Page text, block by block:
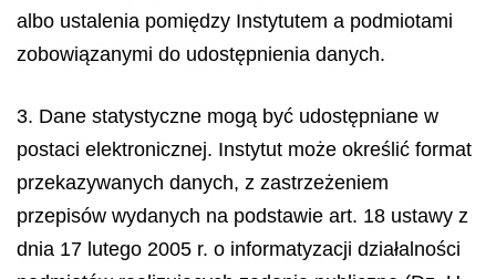
albo ustalenia pomiędzy Instytutem a podmiotami
zobowiązanymi do udostępnienia danych.
3. Dane statystyczne mogą być udostępniane w
postaci elektronicznej. Instytut może określić format
przekazywanych danych, z zastrzeżeniem
przepisów wydanych na podstawie art. 18 ustawy z
dnia 17 lutego 2005 r. o informatyzacji działalności